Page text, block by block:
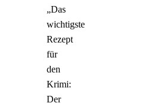
„Das
wichtigste
Rezept
für
den
Krimi:
Der